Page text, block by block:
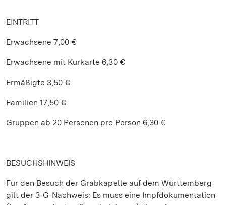
EINTRITT
Erwachsene 7,00 €
Erwachsene mit Kurkarte 6,30 €
Ermäßigte 3,50 €
Familien 17,50 €
Gruppen ab 20 Personen pro Person 6,30 €
BESUCHSHINWEIS
Für den Besuch der Grabkapelle auf dem Württemberg
gilt der 3-G-Nachweis: Es muss eine Impfdokumentation